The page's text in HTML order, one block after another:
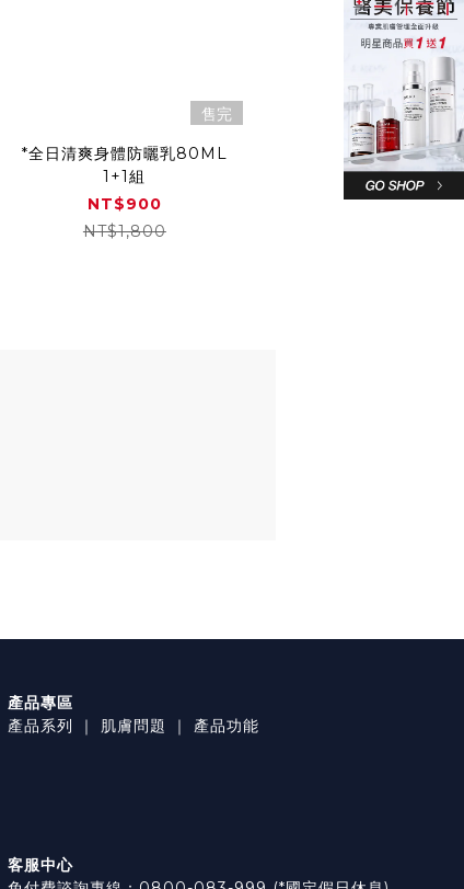
售完
*全日清爽身體防曬乳80ML
1+1組
NT$900
NT$1,800
產品專區
產品系列
｜ 肌膚問題 ｜ 產品功能
客服中心